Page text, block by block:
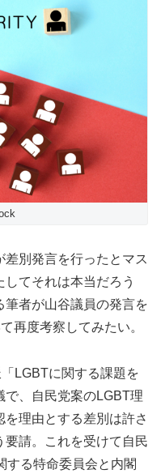
差別発言を行ったとマス
てそれは本当だろう
者が山谷議員の発言を
再度考察してみたい。
LGBTに関する課題を
、自民党案のLGBT理
理由とする差別は許さ
要請。これを受けて自民
する特命委員会と内閣